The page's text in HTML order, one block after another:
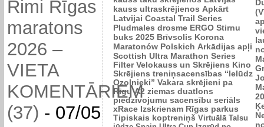
Rimi Rīgas
maratons
2026 –
VIETA
KOMENTĀRIEM
(37) - 07/05
kauss ultraskrējienos Apkārt
Latvijai Coastal Trail Series
Pludmales drosme ERGO Stirnu
buks 2025 Brīvsolis Korona
Maratonów Polskich Arkādijas apļi
Scottish Ultra Marathon Series
Filter Velokauss un Skrējiens Kino
Skrējiens treniņsacensības “Ielūdz
Ozolnieki” Vakara skrējieni pa
Rīgu A2 ziemas duatlons
piedzīvojumu sacensību seriāls
xRace Izskrienam Rīgas parkus
Tipiskais koptreniņš Virtuālā Talsu